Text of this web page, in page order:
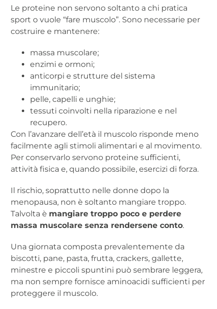
Le proteine non servono soltanto a chi pratica
sport o vuole “fare muscolo”. Sono necessarie per
costruire e mantenere:
massa muscolare;
enzimi e ormoni;
anticorpi e strutture del sistema
immunitario;
pelle, capelli e unghie;
tessuti coinvolti nella riparazione e nel
recupero.
Con l’avanzare dell’età il muscolo risponde meno
facilmente agli stimoli alimentari e al movimento.
Per conservarlo servono proteine sufficienti,
attività fisica e, quando possibile, esercizi di forza.
Il rischio, soprattutto nelle donne dopo la
menopausa, non è soltanto mangiare troppo.
Talvolta è mangiare troppo poco e perdere
massa muscolare senza rendersene conto.
Una giornata composta prevalentemente da
biscotti, pane, pasta, frutta, crackers, gallette,
minestre e piccoli spuntini può sembrare leggera,
ma non sempre fornisce aminoacidi sufficienti per
proteggere il muscolo.